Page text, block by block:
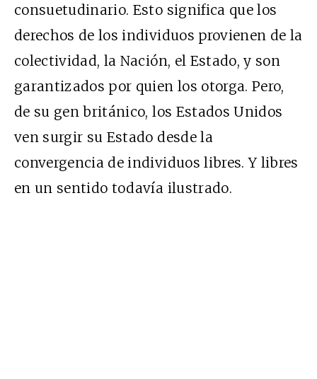
consuetudinario. Esto significa que los
derechos de los individuos provienen de la
colectividad, la Nación, el Estado, y son
garantizados por quien los otorga. Pero,
de su gen británico, los Estados Unidos
ven surgir su Estado desde la
convergencia de individuos libres. Y libres
en un sentido todavía ilustrado.